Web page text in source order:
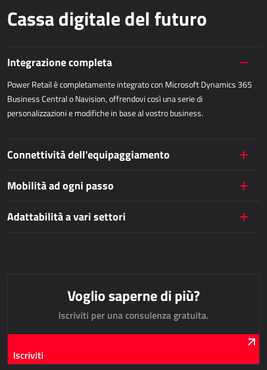
Dynamics 365 Business Central
GESTIONE MAGAZZINO E LOGISTICA
Power Logistics
Power WMS
LAVORO SUL CAMPO
AllForFieldService
Dynamics 365 Field Service
AllForAutoClub
Cassa digitale del futuro
Integrazione completa
Power Retail è completamente integrato con Microsoft Dynamics 365
Business Central o Navision, offrendovi così una serie di
personalizzazioni e modifiche in base al vostro business.
Connettività dell'equipaggiamento
Mobilità ad ogni passo
Adattabilità a vari settori
Voglio saperne di più?
Iscriviti per una consulenza gratuita.
Iscriviti